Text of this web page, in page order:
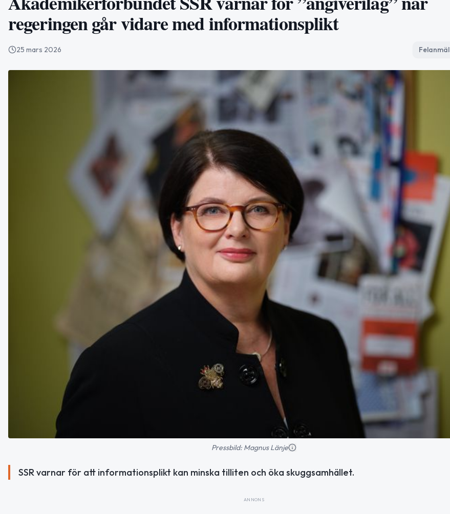
regeringen går vidare med informationsplikt
25 mars 2026 Felanmäl
Pressbild: Magnus Länje
SSR varnar för att informationsplikt kan minska tilliten och öka skuggsamhället.
ANNONS